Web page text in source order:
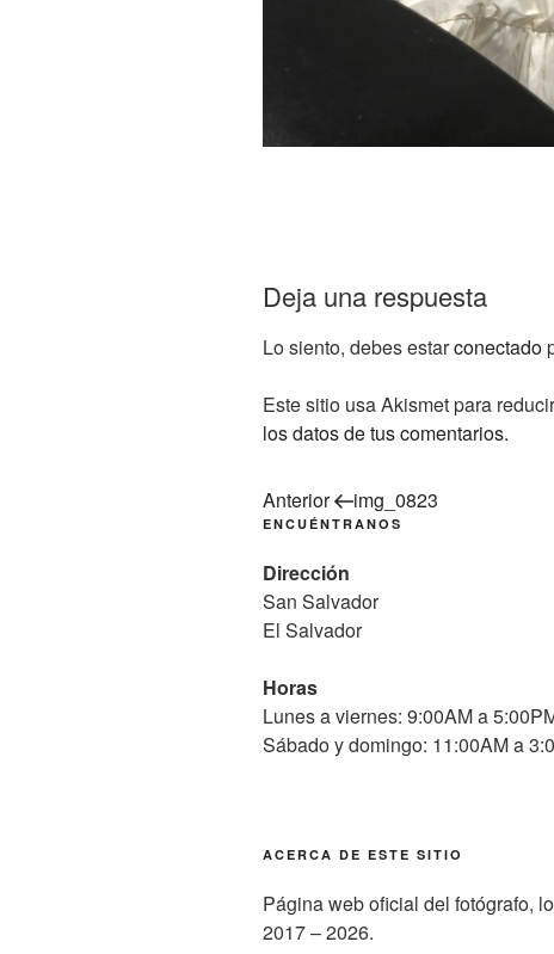
Deja una respuesta
Lo siento, debes estarconectado
Este sitio usa Akismet para
los datos de tus comentarios.
Navegación
entradas
Entrada
anterior:
Anterior img_0823
ENCUÉNTRANOS
Dirección
San Salvador
El Salvador
Horas
Lunes a viernes: 9:00AM a
Sábado y domingo: 11:00AM a
ACERCA DE ESTE SITIO
Página web oficial del fotógrafo,
2017 – 2026.